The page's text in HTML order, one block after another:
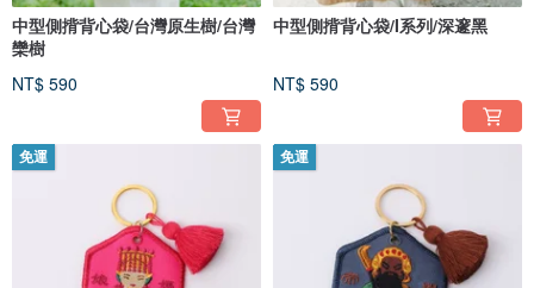
中型側揹背心袋/台灣原生樹/台灣
欒樹
NT$ 590
中型側揹背心袋/I系列/深邃黑
NT$ 590
免運 免運